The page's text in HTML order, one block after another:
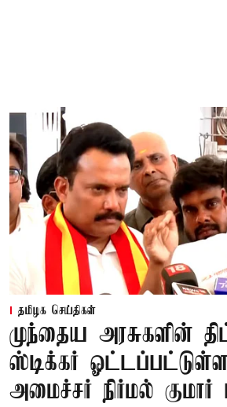
தமிழக செய்திகள்
முந்தைய அரசுகளின்
ஸ்டிக்கர்
அமைச்சர் நிர்மல் குமார்